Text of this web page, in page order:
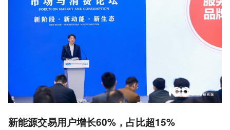
新能源交易用户增长60%，占比超15%